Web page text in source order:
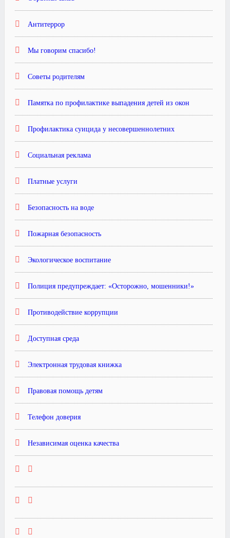
Антитеррор
Мы говорим спасибо!
Советы родителям
Памятка по профилактике выпадения детей из окон
Профилактика суицида у несовершеннолетних
Социальная реклама
Платные услуги
Безопасность на воде
Пожарная безопасность
Экологическое воспитание
Полиция предупреждает: «Осторожно, мошенники!»
Противодействие коррупции
Доступная среда
Электронная трудовая книжка
Правовая помощь детям
Телефон доверия
Независимая оценка качества